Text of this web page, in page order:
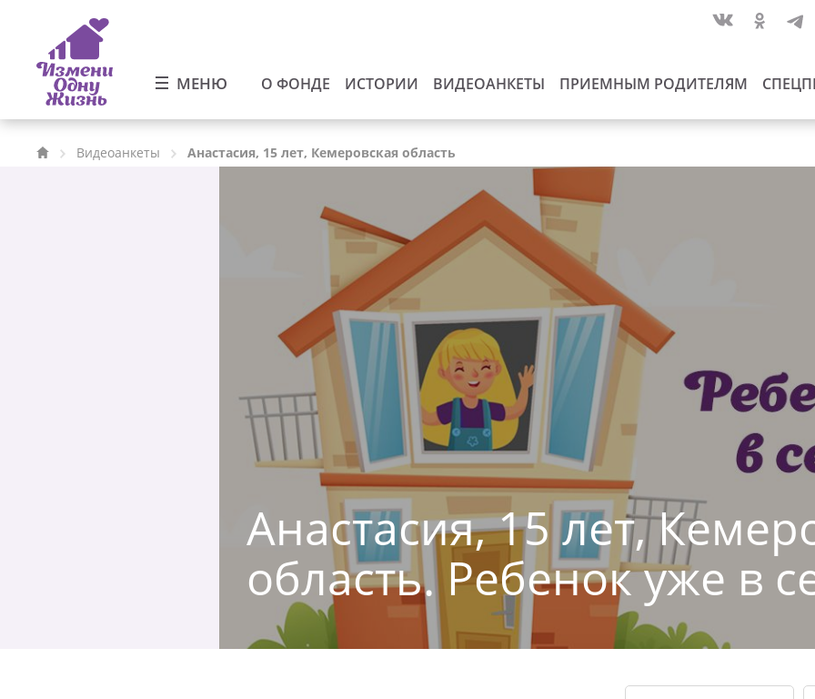
МЕНЮ О ФОНДЕ ИСТОРИИ ВИДЕОАНКЕТЫ ПРИЕМНЫМ РОДИТЕЛЯМ
Видеоанкеты Анастасия, 15 лет, Кемеровская область
Анастасия, 15 лет,
область. Ребенок уже в